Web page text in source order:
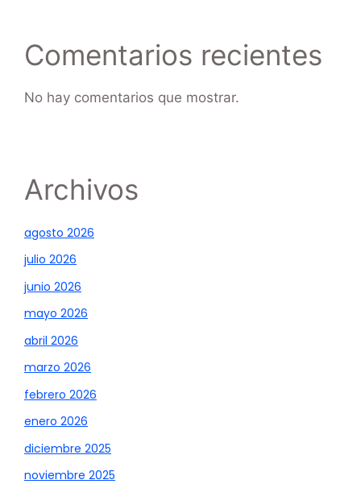
Comentarios recientes
No hay comentarios que mostrar.
Archivos
agosto 2026
julio 2026
junio 2026
mayo 2026
abril 2026
marzo 2026
febrero 2026
enero 2026
diciembre 2025
noviembre 2025